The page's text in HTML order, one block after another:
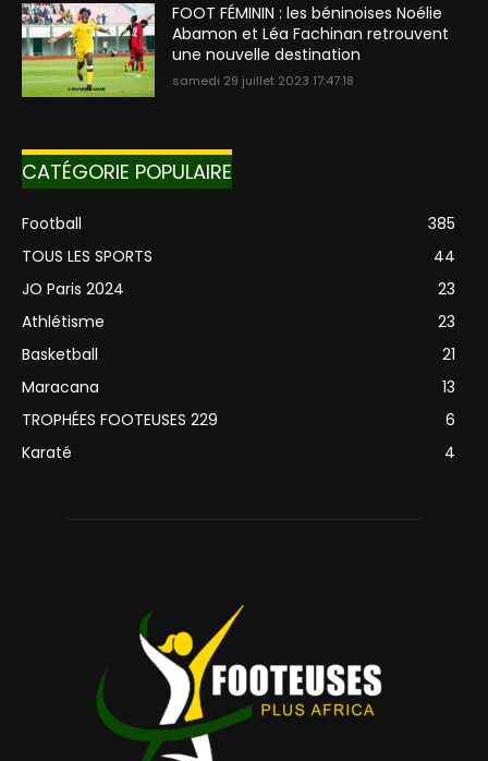
FOOT FÉMININ : les béninoises Noélie
Abamon et Léa Fachinan retrouvent
une nouvelle destination
samedi 29 juillet 2023 17:47:18
CATÉGORIE POPULAIRE
Football
385
TOUS LES SPORTS
44
JO Paris 2024
23
Athlétisme
23
Basketball
21
Maracana
13
TROPHÉES FOOTEUSES 229
6
Karaté
4